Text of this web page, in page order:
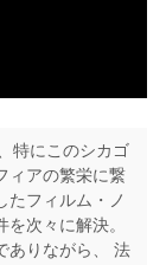
特にこのシカゴ
ィアの繁栄に繋
たフィルム・ノ
次々に解決。
ありながら、 法